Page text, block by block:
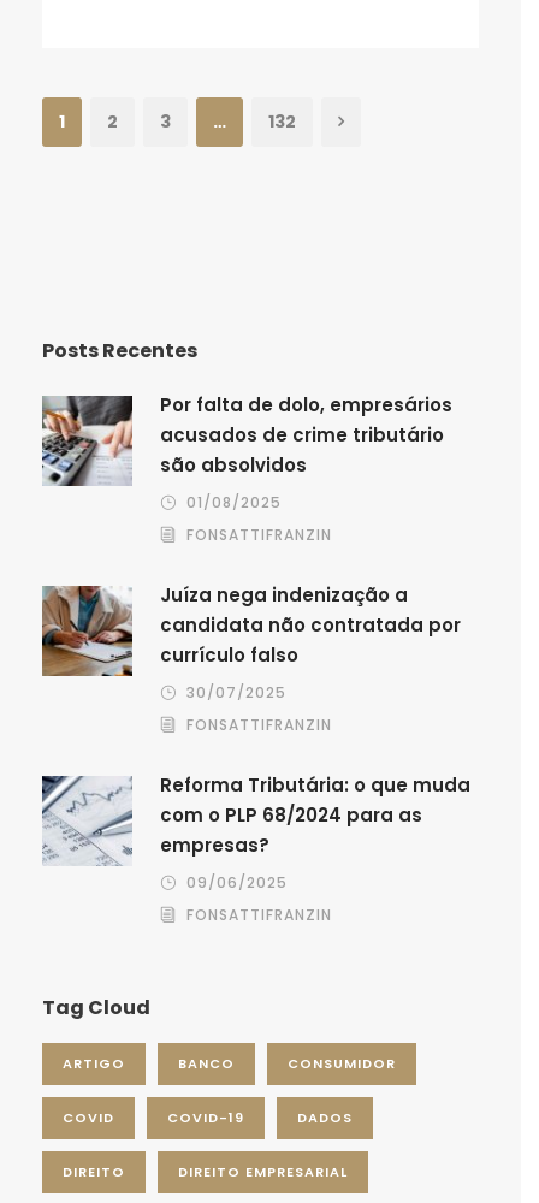
1 2 3 … 132
Posts Recentes
Por falta de dolo, empresários
acusados de crime tributário
são absolvidos
01/08/2025
FONSATTIFRANZIN
Juíza nega indenização a
candidata não contratada por
currículo falso
30/07/2025
FONSATTIFRANZIN
Reforma Tributária: o que muda
com o PLP 68/2024 para as
empresas?
09/06/2025
FONSATTIFRANZIN
Tag Cloud
ARTIGO BANCO CONSUMIDOR
COVID COVID-19 DADOS
DIREITO DIREITO EMPRESARIAL